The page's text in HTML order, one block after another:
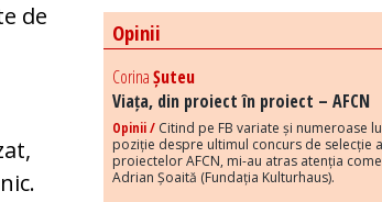
de
Opinii
CorinaȘuteu
Viața, din proiect în proiect – AFCN
Opinii / Citind pe FB variate și numeroase
poziție despre ultimul concurs de selecție a
proiectelor AFCN, mi-au atras atenția
Adrian Șoaită (Fundația Kulturhaus).